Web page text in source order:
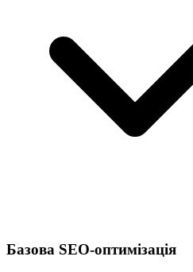
Базова SEO-оптимізація